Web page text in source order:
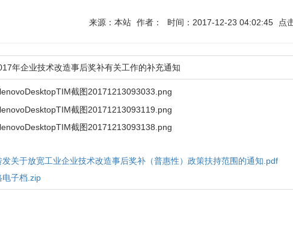
来源：本站 作者： 时间：2017-12-23 04:02:45 点
年企业技术改造事后奖补有关工作的补充通知
发关于放宽工业企业技术改造事后奖补（普惠性）政策扶持范围的通知.pdf
电子档.zip